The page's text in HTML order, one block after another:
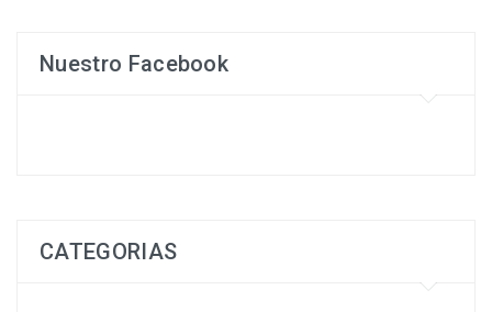
Nuestro Facebook
CATEGORIAS